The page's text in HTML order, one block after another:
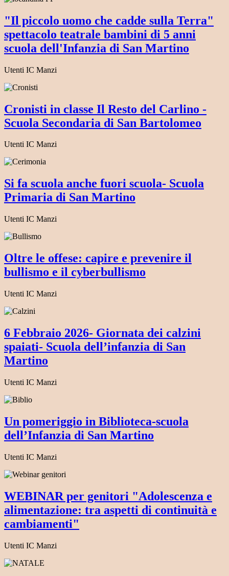
"Il piccolo uomo che cadde sulla Terra"
spettacolo teatrale bambini di 5 anni
scuola dell'Infanzia di San Martino
Utenti IC Manzi
Cronisti in classe Il Resto del Carlino -
Scuola Secondaria di San Bartolomeo
Utenti IC Manzi
Si fa scuola anche fuori scuola- Scuola
Primaria di San Martino
Utenti IC Manzi
Oltre le offese: capire e prevenire il
bullismo e il cyberbullismo
Utenti IC Manzi
6 Febbraio 2026- Giornata dei calzini
spaiati- Scuola dell’infanzia di San
Martino
Utenti IC Manzi
Un pomeriggio in Biblioteca-scuola
dell’Infanzia di San Martino
Utenti IC Manzi
WEBINAR per genitori "Adolescenza e
alimentazione: tra aspetti di continuità e
cambiamenti"
Utenti IC Manzi